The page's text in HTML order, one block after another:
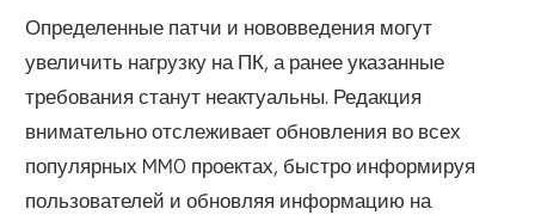
Определенные патчи и нововведения могут
увеличить нагрузку на ПК, а ранее указанные
требования станут неактуальны. Редакция
внимательно отслеживает обновления во всех
популярных MMO проектах, быстро информируя
пользователей и обновляя информацию на